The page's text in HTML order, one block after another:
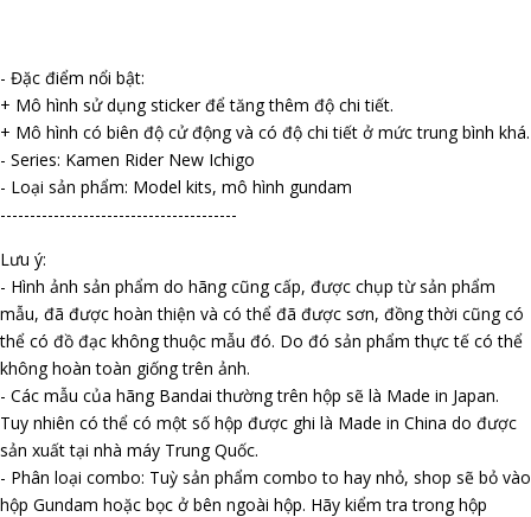
- Đặc điểm nổi bật:
+ Mô hình sử dụng sticker để tăng thêm độ chi tiết.
+ Mô hình có biên độ cử động và có độ chi tiết ở mức trung bình khá.
- Series: Kamen Rider New Ichigo
- Loại sản phẩm: Model kits, mô hình gundam
----------------------------------------
Lưu ý:
- Hình ảnh sản phẩm do hãng cũng cấp, được chụp từ sản phẩm
mẫu, đã được hoàn thiện và có thể đã được sơn, đồng thời cũng có
thể có đồ đạc không thuộc mẫu đó. Do đó sản phẩm thực tế có thể
không hoàn toàn giống trên ảnh.
- Các mẫu của hãng Bandai thường trên hộp sẽ là Made in Japan.
Tuy nhiên có thể có một số hộp được ghi là Made in China do được
sản xuất tại nhà máy Trung Quốc.
- Phân loại combo: Tuỳ sản phẩm combo to hay nhỏ, shop sẽ bỏ vào
hộp Gundam hoặc bọc ở bên ngoài hộp. Hãy kiểm tra trong hộp